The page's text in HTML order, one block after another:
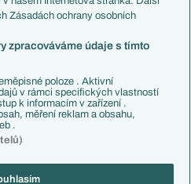
Tipovací soutěž
Zásadách ochrany osobních
zpracováváme údaje s tímto
poloze . Aktivní
v rámci specifických vlastností
k informacím v zařízení .
měření reklam a obsahu,
.